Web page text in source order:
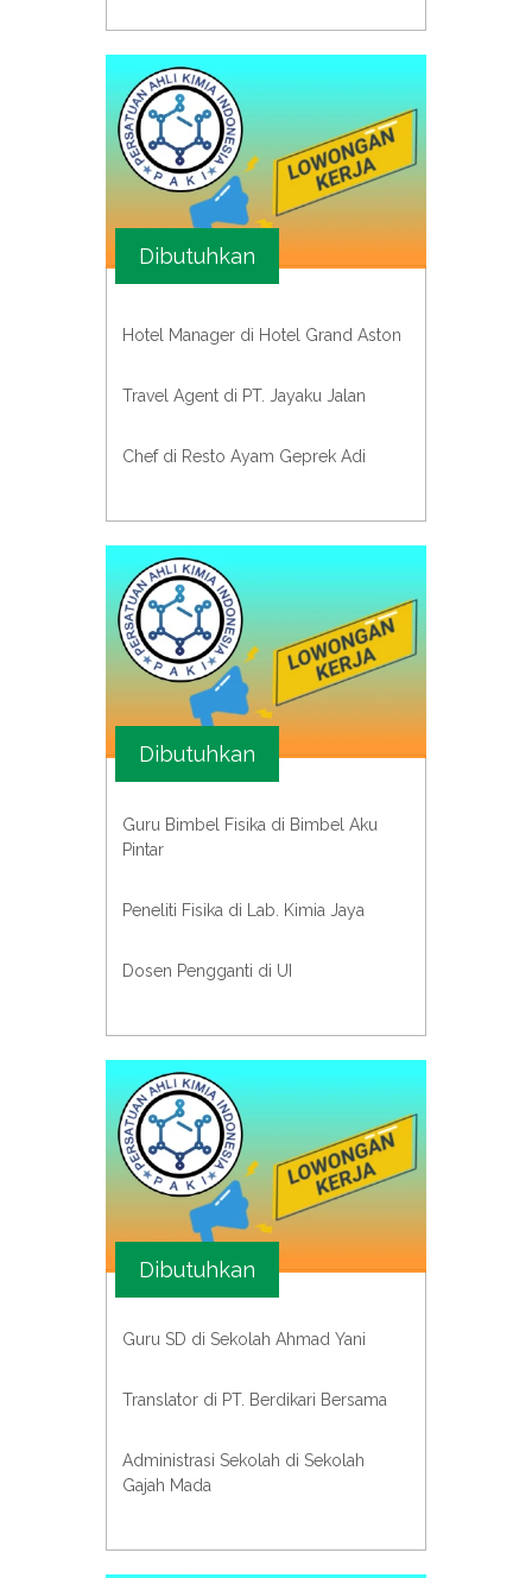
Dibutuhkan
Hotel Manager di Hotel Grand Aston
Travel Agent di PT. Jayaku Jalan
Chef di Resto Ayam Geprek Adi
Dibutuhkan
Guru Bimbel Fisika di Bimbel Aku
Pintar
Peneliti Fisika di Lab. Kimia Jaya
Dosen Pengganti di UI
Dibutuhkan
Guru SD di Sekolah Ahmad Yani
Translator di PT. Berdikari Bersama
Administrasi Sekolah di Sekolah
Gajah Mada